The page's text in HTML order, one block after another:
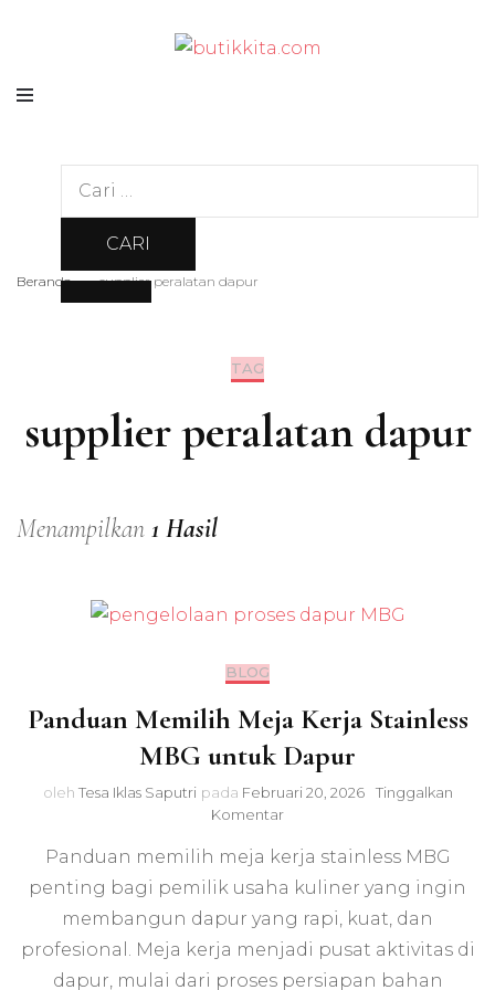
butikkita.com
Cari
Beranda supplier peralatan dapur
TAG
supplier peralatan dapur
Menampilkan 1 Hasil
BLOG
Panduan Memilih Meja Kerja Stainless
MBG untuk Dapur
oleh Tesa Iklas Saputri pada Februari 20, 2026
Tinggalkan
Komentarpada
Memilih
Meja
Stainless
MBG
Panduan memilih meja kerja stainless MBG
penting bagi pemilik usaha kuliner yang ingin
membangun dapur yang rapi, kuat, dan
profesional. Meja kerja menjadi pusat aktivitas di
dapur, mulai dari proses persiapan bahan